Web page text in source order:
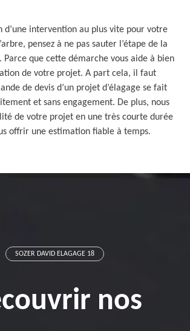
d’une intervention au plus vite pour votre
pensez à ne pas sauter l’étape de la
Parce que cette démarche vous aide à bien
de votre projet. A part cela, il faut
de devis d’un projet d’élagage se fait
et sans engagement. De plus, nous
de votre projet en une très courte durée
offrir une estimation fiable à temps.
SOZER DAVID ELAGAGE 18
nos